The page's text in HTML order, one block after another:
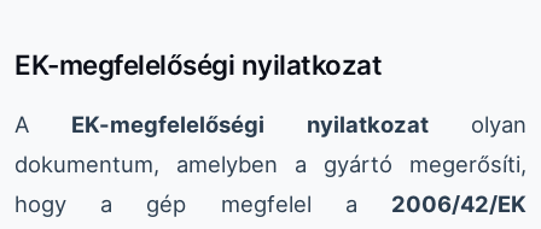
EK-megfelelőségi nyilatkozat
A EK-megfelelőségi nyilatkozatolyan
dokumentum, amelyben a gyártó megerősíti,
hogy a gép megfelel a 2006/42/EK